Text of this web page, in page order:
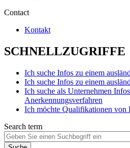
Contact
Kontakt
SCHNELLZUGRIFFE
Ich suche Infos zu einem
Ich suche Infos zu einem
Ich suche als Unternehmen
Anerkennungsverfahren
Ich möchte Qualifikationen von
Search term